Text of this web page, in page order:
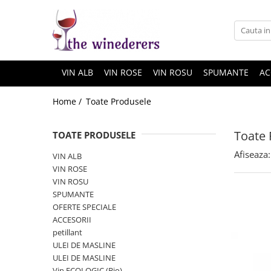
VIN ALB VIN ROSE VIN ROSU SPUMANTE
Home / Toate Produsele
Toate
TOATE PRODUSELE
VIN ALB
VIN ROSE
VIN ROSU
SPUMANTE
OFERTE SPECIALE
ACCESORII
petillant
ULEI DE MASLINE
ULEI DE MASLINE
Afiseaza: